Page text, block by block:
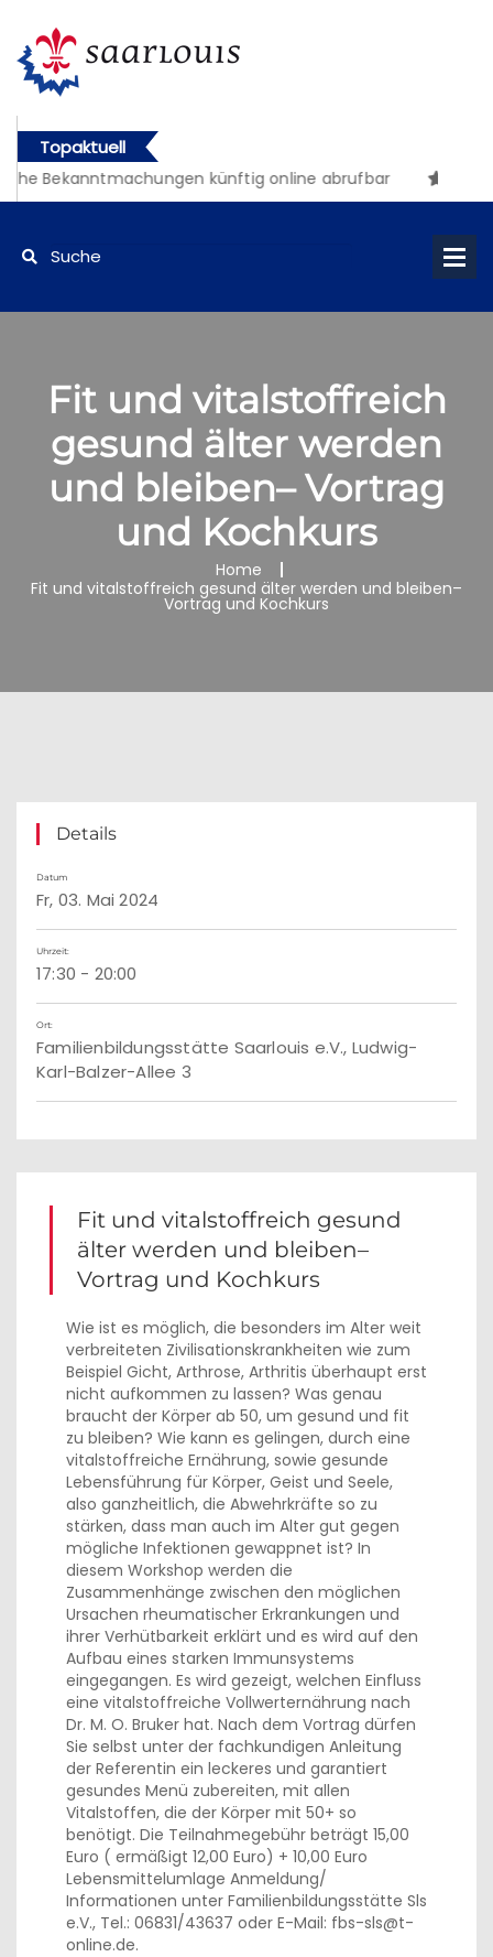
Topaktuell
Bekanntmachungen künftig online abrufbar
Fit und vitalstoffreich
gesund älter werden
und bleiben– Vortrag
und Kochkurs
Home
Fit und vitalstoffreich gesund älter werden und bleiben–
Vortrag und Kochkurs
Details
Datum
Fr, 03. Mai 2024
Uhrzeit:
17:30 - 20:00
Ort:
Familienbildungsstätte Saarlouis e.V., Ludwig-
Karl-Balzer-Allee 3
Fit und vitalstoffreich gesund
älter werden und bleiben–
Vortrag und Kochkurs
Wie ist es möglich, die besonders im Alter weit
verbreiteten Zivilisationskrankheiten wie zum
Beispiel Gicht, Arthrose, Arthritis überhaupt erst
nicht aufkommen zu lassen? Was genau
braucht der Körper ab 50, um gesund und fit
zu bleiben? Wie kann es gelingen, durch eine
vitalstoffreiche Ernährung, sowie gesunde
Lebensführung für Körper, Geist und Seele,
also ganzheitlich, die Abwehrkräfte so zu
stärken, dass man auch im Alter gut gegen
mögliche Infektionen gewappnet ist? In
diesem Workshop werden die
Zusammenhänge zwischen den möglichen
Ursachen rheumatischer Erkrankungen und
ihrer Verhütbarkeit erklärt und es wird auf den
Aufbau eines starken Immunsystems
eingegangen. Es wird gezeigt, welchen Einfluss
eine vitalstoffreiche Vollwerternährung nach
Dr. M. O. Bruker hat. Nach dem Vortrag dürfen
Sie selbst unter der fachkundigen Anleitung
der Referentin ein leckeres und garantiert
gesundes Menü zubereiten, mit allen
Vitalstoffen, die der Körper mit 50+ so
benötigt. Die Teilnahmegebühr beträgt 15,00
Euro ( ermäßigt 12,00 Euro) + 10,00 Euro
Lebensmittelumlage Anmeldung/
Informationen unter Familienbildungsstätte Sls
e.V., Tel.: 06831/43637 oder E-Mail: fbs-sls@t-
online.de.